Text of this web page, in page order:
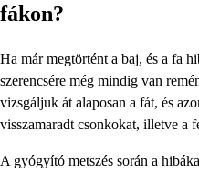
fákon?
Ha már megtörtént a baj, és a fa
szerencsére még mindig van
vizsgáljuk át alaposan a fát, és
visszamaradt csonkokat, illetve a
A gyógyító metszés során a